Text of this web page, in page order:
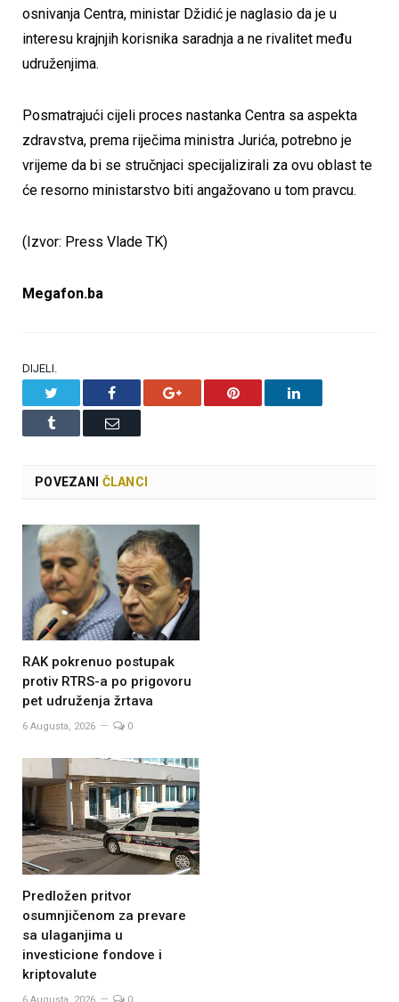
osnivanja Centra, ministar Džidić je naglasio da je u
interesu krajnjih korisnika saradnja a ne rivalitet među
udruženjima.
Posmatrajući cijeli proces nastanka Centra sa aspekta
zdravstva, prema riječima ministra Jurića, potrebno je
vrijeme da bi se stručnjaci specijalizirali za ovu oblast te
će resorno ministarstvo biti angažovano u tom pravcu.
(Izvor: Press Vlade TK)
Megafon.ba
DIJELI.
Facebook Google+ Pinterest LinkedIn
Tumblr Email
POVEZANI ČLANCI
RAK pokrenuo postupak
protiv RTRS-a po prigovoru
pet udruženja žrtava
6 Augusta, 2026 0
Predložen pritvor
osumnjičenom za prevare
sa ulaganjima u
investicione fondove i
kriptovalute
6 Augusta, 2026 0